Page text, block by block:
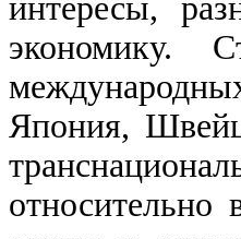
интересы,
экономику.
Япония,
относительно